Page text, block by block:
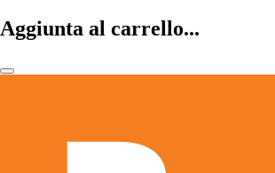
Aggiunta al carrello...